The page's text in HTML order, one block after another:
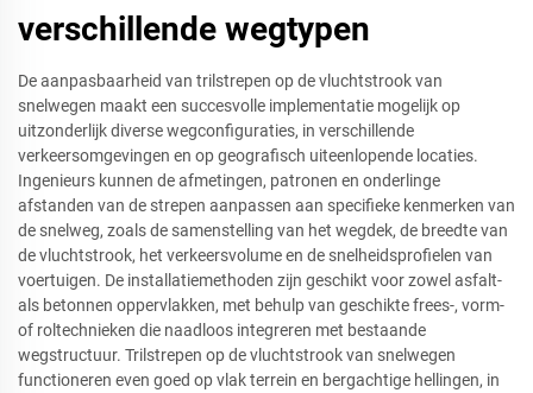
verschillende wegtypen
De aanpasbaarheid van trilstrepen op de vluchtstrook van
snelwegen maakt een succesvolle implementatie mogelijk op
uitzonderlijk diverse wegconfiguraties, in verschillende
verkeersomgevingen en op geografisch uiteenlopende locaties.
Ingenieurs kunnen de afmetingen, patronen en onderlinge
afstanden van de strepen aanpassen aan specifieke kenmerken van
de snelweg, zoals de samenstelling van het wegdek, de breedte van
de vluchtstrook, het verkeersvolume en de snelheidsprofielen van
voertuigen. De installatiemethoden zijn geschikt voor zowel asfalt-
als betonnen oppervlakken, met behulp van geschikte frees-, vorm-
of roltechnieken die naadloos integreren met bestaande
wegstructuur. Trilstrepen op de vluchtstrook van snelwegen
functioneren even goed op vlak terrein en bergachtige hellingen, in